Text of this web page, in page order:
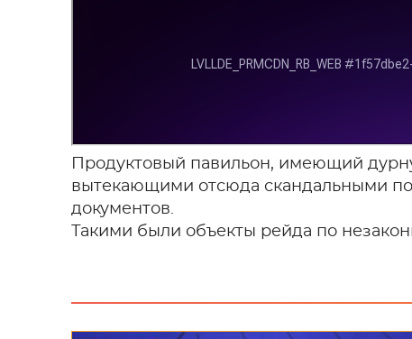
Продуктовый павильон, имеющий
вытекающими отсюда скандальными
документов.
Такими были объекты рейда по